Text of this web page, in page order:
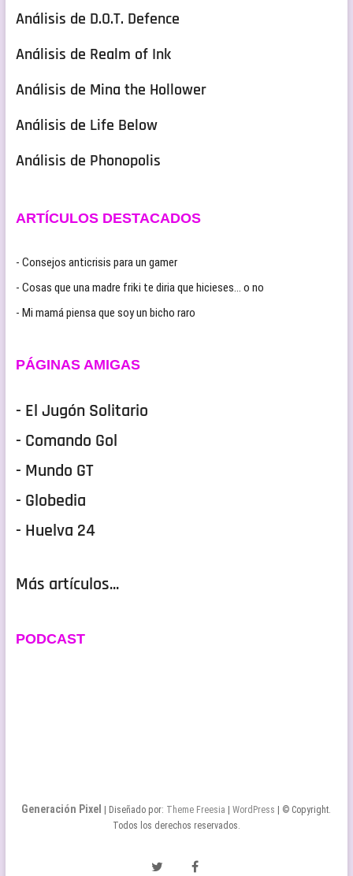
Análisis de D.O.T. Defence
Análisis de Realm of Ink
Análisis de Mina the Hollower
Análisis de Life Below
Análisis de Phonopolis
ARTÍCULOS DESTACADOS
- Consejos anticrisis para un gamer
- Cosas que una madre friki te diria que hicieses… o no
- Mi mamá piensa que soy un bicho raro
PÁGINAS AMIGAS
- El Jugón Solitario
- Comando Gol
- Mundo GT
- Globedia
- Huelva 24
Más artículos...
PODCAST
Generación Pixel | Diseñado por: Theme Freesia |WordPress
| © Copyright.
Todos los derechos reservados.
TwitterFacebook